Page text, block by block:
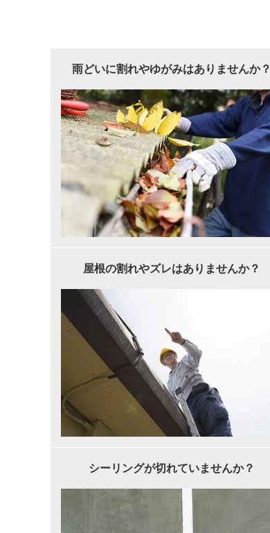
雨どいに割れやゆがみはありませんか？
屋根の割れやズレはありませんか？
シーリングが切れていませんか？